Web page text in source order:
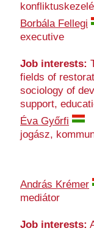
Borbála Fellegi
executive
Job interests:
fields of
sociology of
support,
Éva Győrfi
jogász,
András Krémer
mediátor
Job interests: